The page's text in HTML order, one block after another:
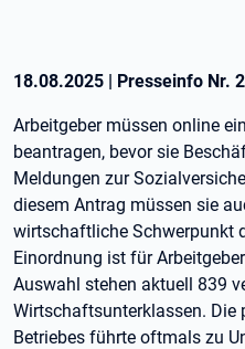
18.08.2025 | Presseinfo Nr.
Arbeitgeber müssen online
beantragen, bevor sie
Meldungen zur
diesem Antrag müssen sie
wirtschaftliche Schwerpunkt
Einordnung ist für
Auswahl stehen aktuell 839
Wirtschaftsunterklassen. Die
Betriebes führte oftmals zu